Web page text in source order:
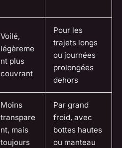
Voilé,
légèreme
nt plus
couvrant
Pour les
trajets longs
ou journées
prolongées
dehors
Moins
transpare
nt, mais
toujours
Par grand
froid, avec
bottes hautes
ou manteau